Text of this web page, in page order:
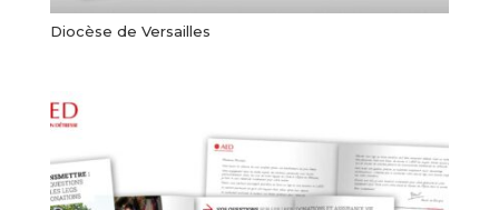
Diocèse de Versailles